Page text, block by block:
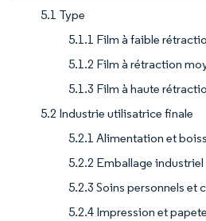
5.1 Type
5.1.1 Film à faible
5.1.2 Film à rétraction
5.1.3 Film à haute
5.2 Industrie utilisatrice finale
5.2.1 Alimentation et
5.2.2 Emballage industriel
5.2.3 Soins personnels et
5.2.4 Impression et